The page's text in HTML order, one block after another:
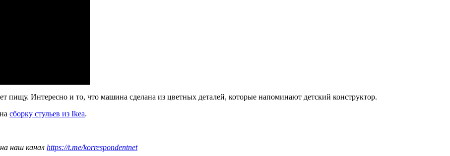
пищу. Интересно и то, что машина сделана из цветных деталей, которые напоминают детский конструктор.
сборку стульев из Ikea.
наш канал https://t.me/korrespondentnet